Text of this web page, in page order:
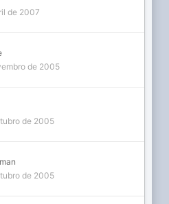
de 2007
de 2005
de 2005
de 2005